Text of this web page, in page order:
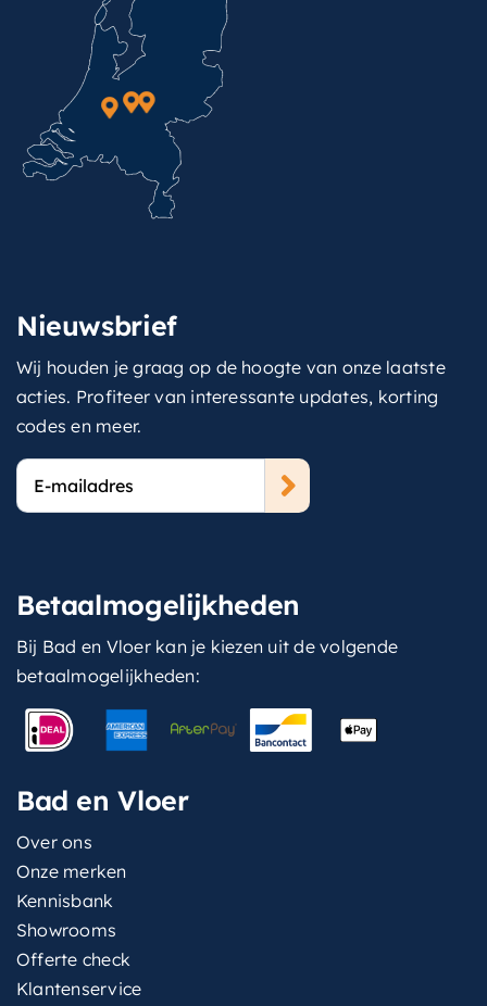
Nieuwsbrief
Wij houden je graag op de hoogte van onze laatste
acties. Profiteer van interessante updates, korting
codes en meer.
E-
mailadres
Betaalmogelijkheden
Bij Bad en Vloer kan je kiezen uit de volgende
betaalmogelijkheden:
Bad en Vloer
Over ons
Onze merken
Kennisbank
Showrooms
Offerte check
Klantenservice